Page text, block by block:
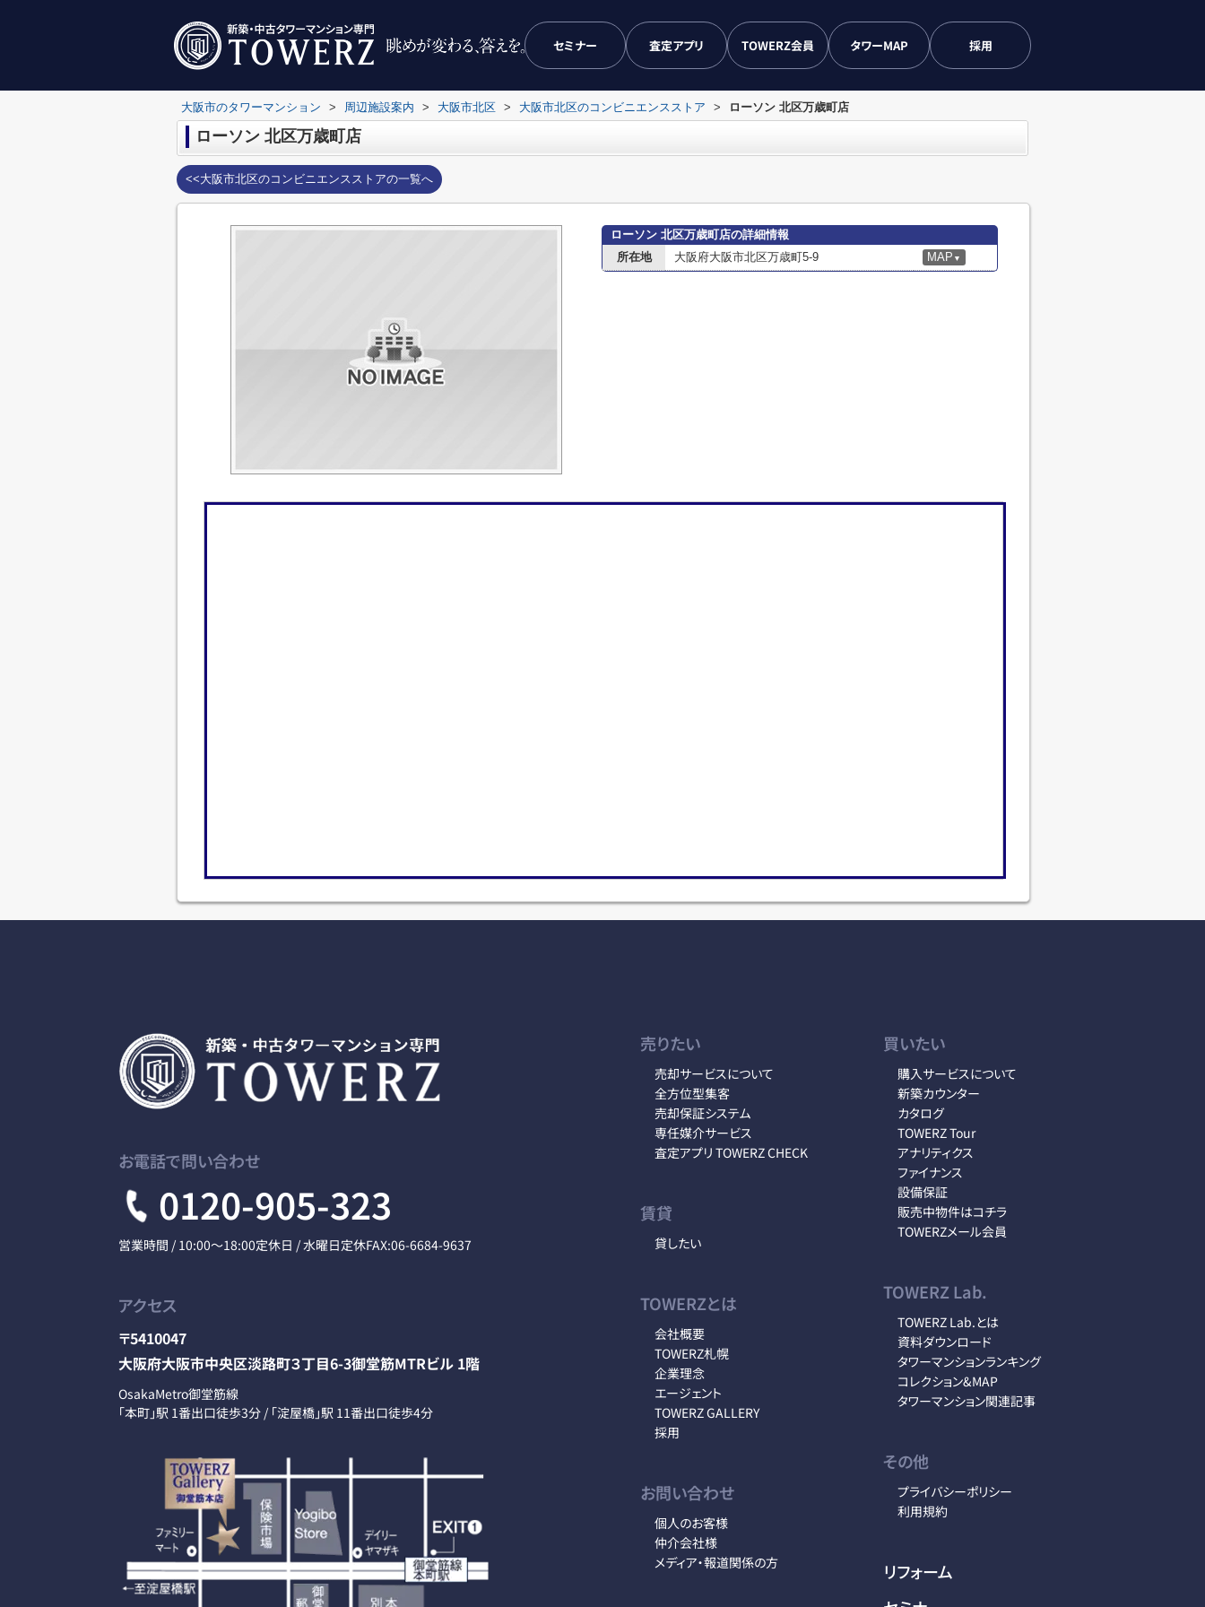
セミナー 査定アプリ TOWERZ会員 タワーMAP 採用
大阪市のタワーマンション > 周辺施設案内 > 大阪市北区 > 大阪市北区のコンビニエンスストア > ローソン 北区万歳町店
ローソン 北区万歳町店
<<大阪市北区のコンビニエンスストアの一覧へ
ローソン 北区万歳町店の詳細情報
所在地
大阪府大阪市北区万歳町5-9 MAP ▼
お電話で問い合わせ
0120-905-323
営業時間 / 10:00～18:00定休日 / 水曜日定休FAX:06-6684-9637
アクセス
〒5410047
大阪府大阪市中央区淡路町３丁目6-3御堂筋MTRビル 1階
OsakaMetro御堂筋線
「本町」駅 1番出口徒歩3分 / 「淀屋橋」駅 11番出口徒歩4分
売りたい
売却サービスについて
全方位型集客
売却保証システム
専任媒介サービス
査定アプリ TOWERZ CHECK
賃貸
貸したい
TOWERZとは
会社概要
TOWERZ札幌
企業理念
エージェント
TOWERZ GALLERY
採用
お問い合わせ
個人のお客様
仲介会社様
メディア・報道関係の方
買いたい
購入サービスについて
新築カウンター
カタログ
TOWERZ Tour
アナリティクス
ファイナンス
設備保証
販売中物件はコチラ
TOWERZメール会員
TOWERZ Lab.
TOWERZ Lab.とは
資料ダウンロード
タワーマンションランキング
コレクション&MAP
タワーマンション関連記事
その他
プライバシーポリシー
利用規約
リフォーム